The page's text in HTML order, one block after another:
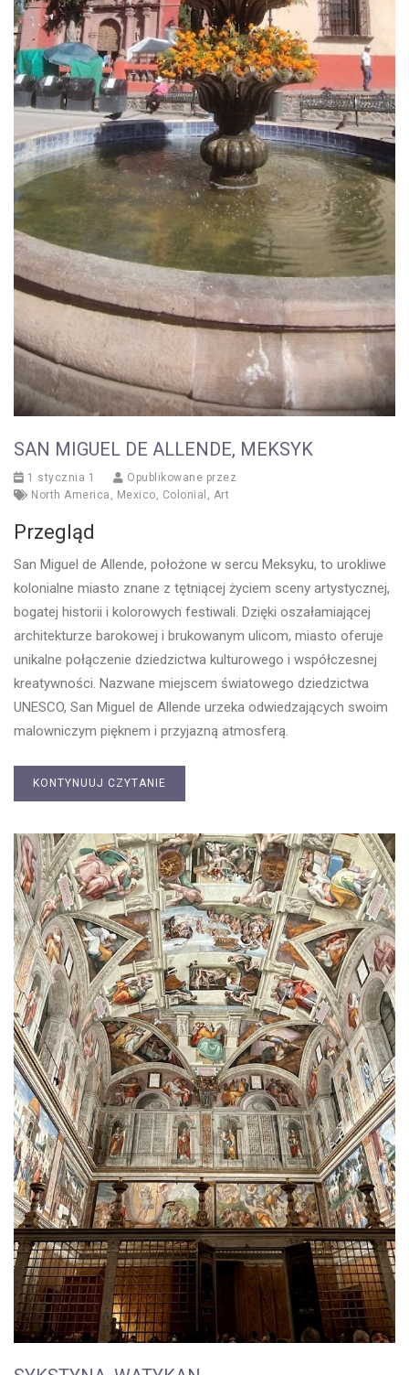
SAN MIGUEL DE ALLENDE, MEKSYK
1 stycznia 1
Opublikowane przez
North America
Mexico Colonial Art
Przegląd
San Miguel de Allende, położone w sercu Meksyku, to urokliwe
kolonialne miasto znane z tętniącej życiem sceny artystycznej,
bogatej historii i kolorowych festiwali. Dzięki oszałamiającej
architekturze barokowej i brukowanym ulicom, miasto oferuje
unikalne połączenie dziedzictwa kulturowego i współczesnej
kreatywności. Nazwane miejscem światowego dziedzictwa
UNESCO, San Miguel de Allende urzeka odwiedzających swoim
malowniczym pięknem i przyjazną atmosferą.
KONTYNUUJ CZYTANIE